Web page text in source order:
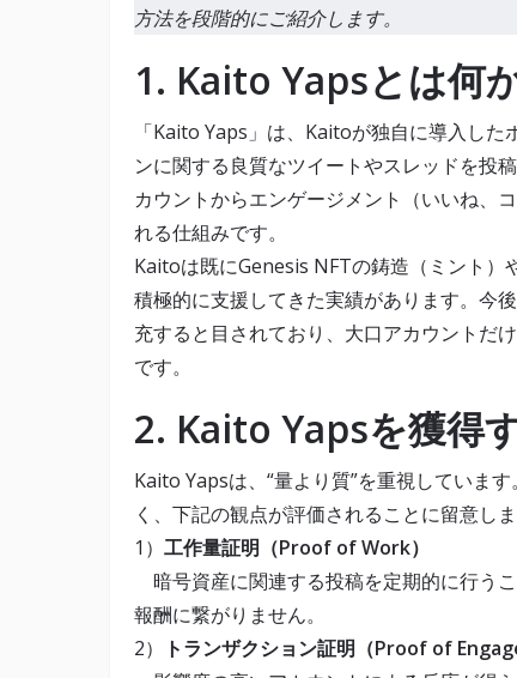
方法を段階的にご紹介します。
1. Kaito Yapsとは何
「Kaito Yaps」は、Kaitoが独自に導入し
ンに関する良質なツイートやスレッドを投
カウントからエンゲージメント（いいね、
れる仕組みです。
Kaitoは既にGenesis NFTの鋳造（ミント）
積極的に支援してきた実績があります。今
充すると目されており、大口アカウントだ
です。
2. Kaito Yapsを獲得
Kaito Yapsは、“量より質”を重視していま
く、下記の観点が評価されることに留意しま
1） 工作量証明（Proof of Work）
暗号資産に関連する投稿を定期的に行う
報酬に繋がりません。
2）
トランザクション証明（Proof of